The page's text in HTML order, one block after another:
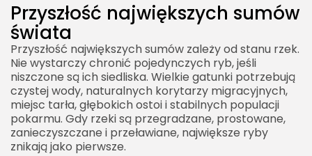
Przyszłość największych sumów
świata
Przyszłość największych sumów zależy od stanu rzek.
Nie wystarczy chronić pojedynczych ryb, jeśli
niszczone są ich siedliska. Wielkie gatunki potrzebują
czystej wody, naturalnych korytarzy migracyjnych,
miejsc tarła, głębokich ostoi i stabilnych populacji
pokarmu. Gdy rzeki są przegradzane, prostowane,
zanieczyszczane i przeławiane, największe ryby
znikają jako pierwsze.